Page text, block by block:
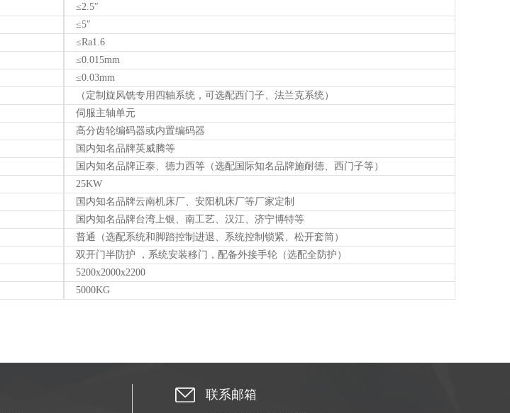
≤2.5″
≤5″
≤Ra1.6
≤0.015mm
≤0.03mm
（定制旋风铣专用四轴系统，可选配西门子、法兰克系统）
伺服主轴单元
高分齿轮编码器或内置编码器
国内知名品牌英威腾等
国内知名品牌正泰、德力西等（选配国际知名品牌施耐德、西门子等）
25KW
国内知名品牌云南机床厂、安阳机床厂等厂家定制
国内知名品牌台湾上银、南工艺、汉江、济宁博特等
普通（选配系统和脚踏控制进退、系统控制锁紧、松开套筒）
双开门半防护 ，系统安装移门，配备外接手轮（选配全防护）
5200x2000x2200
5000KG
联系邮箱